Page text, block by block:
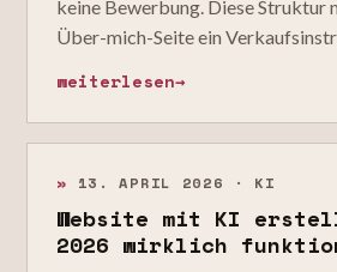
keine Bewerbung. Diese Struktur
Über-mich-Seite ein
weiterlesen→
» 13. APRIL 2026 · KI
Website mit KI
2026 wirklich